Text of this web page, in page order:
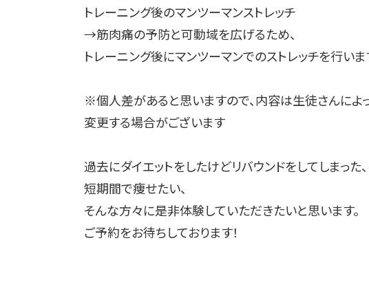
トレーニング後のマンツーマンストレッチ
→筋肉痛の予防と可動域を広げるため、
トレーニング後にマンツーマンでのストレッチを行いま
※個人差があると思いますので、内容は生徒さんによ
変更する場合がございます
過去にダイエットをしたけどリバウンドをしてしまっ
短期間で痩せたい、
そんな方々に是非体験していただきたいと思います。
ご予約をお待ちしております！